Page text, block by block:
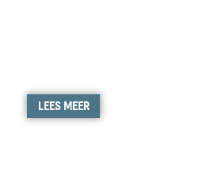
LEES MEER